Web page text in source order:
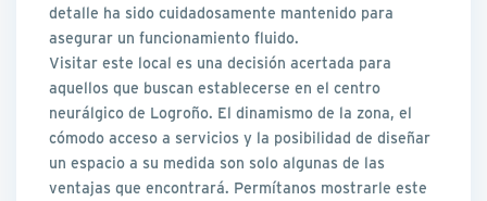
detalle ha sido cuidadosamente mantenido para
asegurar un funcionamiento fluido.
Visitar este local es una decisión acertada para
aquellos que buscan establecerse en el centro
neurálgico de Logroño. El dinamismo de la zona, el
cómodo acceso a servicios y la posibilidad de diseñar
un espacio a su medida son solo algunas de las
ventajas que encontrará. Permítanos mostrarle este